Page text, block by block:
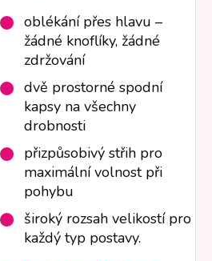
oblékání přes hlavu –
žádné knoflíky, žádné
zdržování
dvě prostorné spodní
kapsy na všechny
drobnosti
přizpůsobivý střih pro
maximální volnost při
pohybu
široký rozsah velikostí pro
každý typ postavy.